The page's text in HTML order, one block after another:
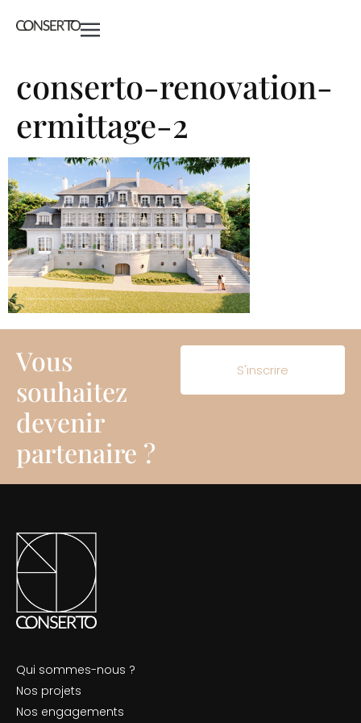
conserto-renovation-
ermittage-2
Vous
souhaitez
devenir
partenaire ?
S'inscrire
Qui sommes-nous ?
Nos projets
Nos engagements